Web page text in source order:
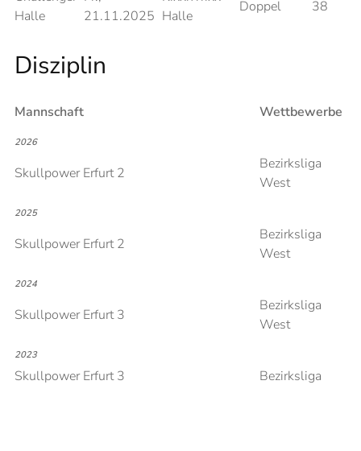
Halle
21.11.2025 Halle
Doppel 38
Disziplin
Mannschaft Wettbewerbe
2026
Skullpower Erfurt 2
Bezirksliga
West
2025
Skullpower Erfurt 2
Bezirksliga
West
2024
Skullpower Erfurt 3
Bezirksliga
West
2023
Skullpower Erfurt 3 Bezirksliga